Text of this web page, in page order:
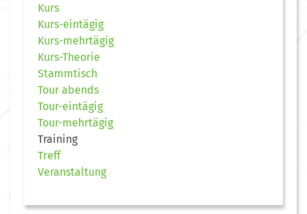
Kurs
Kurs-eintägig
Kurs-mehrtägig
Kurs-Theorie
Stammtisch
Tour abends
Tour-eintägig
Tour-mehrtägig
Training
Treff
Veranstaltung